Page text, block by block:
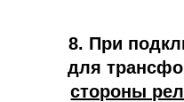
8. При
для
стороны